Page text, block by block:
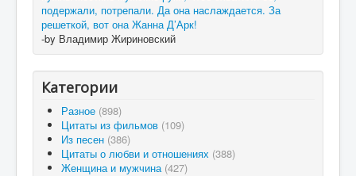
подержали, потрепали. Да она наслаждается. За
решеткой, вот она Жанна Д’Арк!
-by Владимир Жириновский
Категории
Разное (898)
Цитаты из фильмов (109)
Из песен (386)
Цитаты о любви и отношениях (388)
Женщина и мужчина (427)